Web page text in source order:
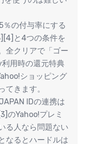
％の付与率にする
と4つの条件を
全クリアで「ゴー
用時の還元特典
ショッピング
てきます。
IDの連携は
のYahoo!プレミ
る人なら問題ない
なるとハードルは